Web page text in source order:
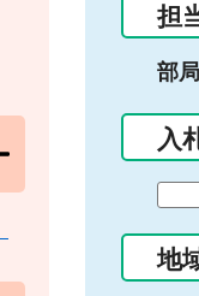
担
部局
入
の
始
地